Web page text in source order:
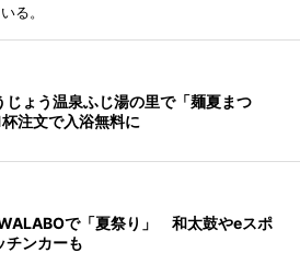
る。
じょう温泉ふじ湯の里で「麺夏まつ
注文で入浴無料に
で「夏祭り」 和太鼓やeスポ
チンカーも